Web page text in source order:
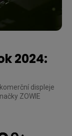
2024:
displeje
ZOWIE